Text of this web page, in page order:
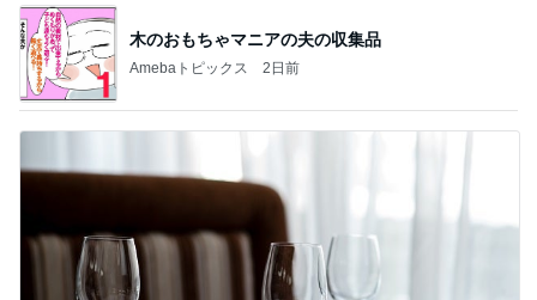
子連れに配慮がすごい最高のホテル
記事を読む